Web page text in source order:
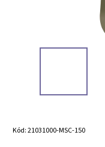
Kód:21031000-MSC-150